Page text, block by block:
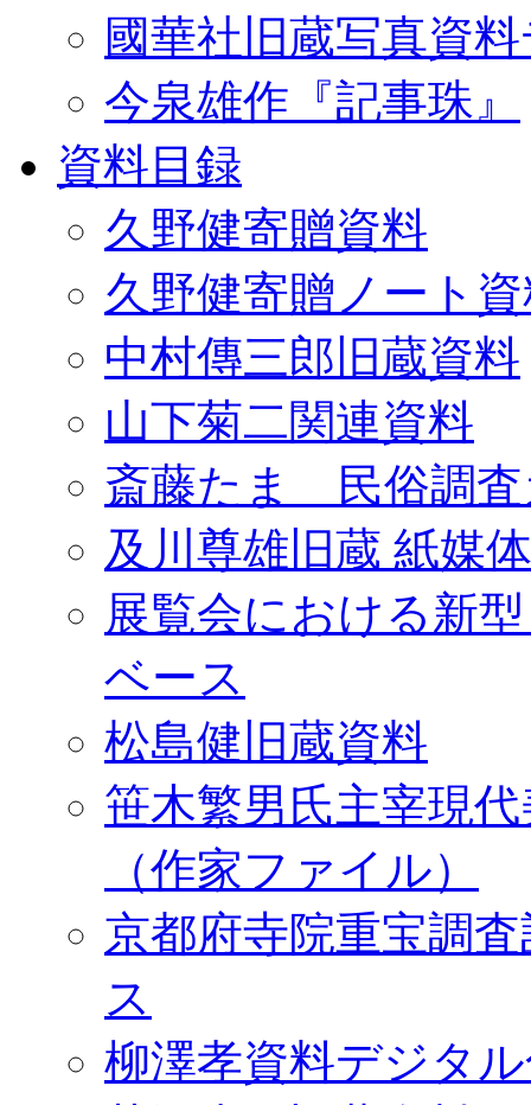
國華社旧蔵写真資
今泉雄作『記事珠』
資料目録
久野健寄贈資料
久野健寄贈ノート
中村傳三郎旧蔵資料
山下菊二関連資料
斎藤たま 民俗調査
及川尊雄旧蔵 紙媒
展覧会における新
ベース
松島健旧蔵資料
笹木繁男氏主宰現
（作家ファイル）
京都府寺院重宝調
ス
柳澤孝資料デジタ